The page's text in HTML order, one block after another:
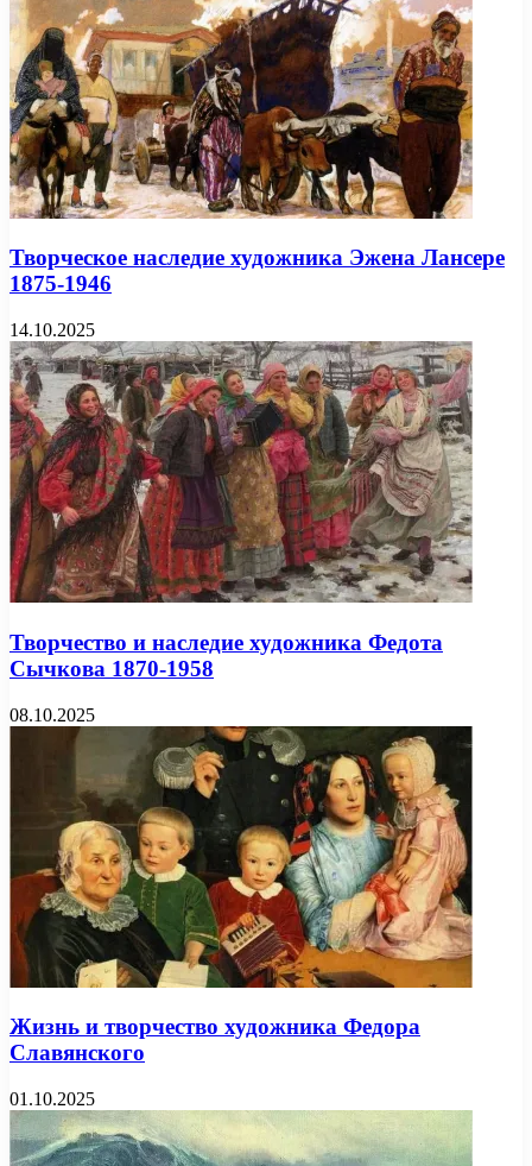
Творческое наследие художника Эжена Лансере
1875-1946
14.10.2025
Творчество и наследие художника Федота
Сычкова 1870-1958
08.10.2025
Жизнь и творчество художника Федора
Славянского
01.10.2025